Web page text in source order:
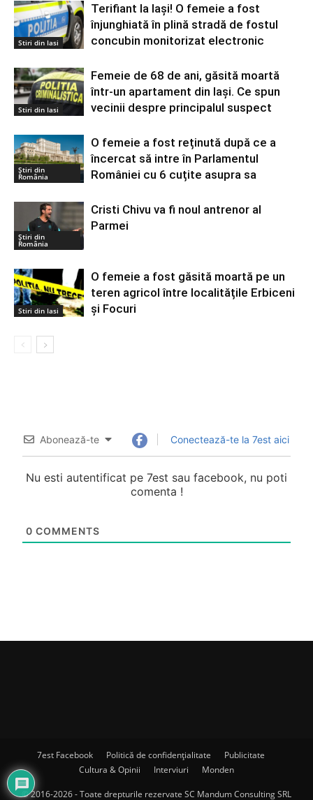
Stiri din Iasi
Terifiant la Iași! O femeie a fost
înjunghiată în plină stradă de fostul
concubin monitorizat electronic
Stiri din Iasi
Femeie de 68 de ani, găsită moartă
într-un apartament din Iaşi. Ce spun
vecinii despre principalul suspect
Știri din
România
O femeie a fost reținută după ce a
încercat să intre în Parlamentul
României cu 6 cuțite asupra sa
Știri din
România
Cristi Chivu va fi noul antrenor al
Parmei
Stiri din Iasi
O femeie a fost găsită moartă pe un
teren agricol între localitățile Erbiceni
și Focuri
Abonează-te Conectează-te la 7est aici
Nu esti autentificat pe 7est sau facebook, nu poti
comenta !
0 COMMENTS
7est Facebook Politică de confidențialitate
Publicitate
Cultura & Opinii
Interviuri Monden
© 2016-2026 - Toate drepturile rezervate SC Mandum Consulting SRL